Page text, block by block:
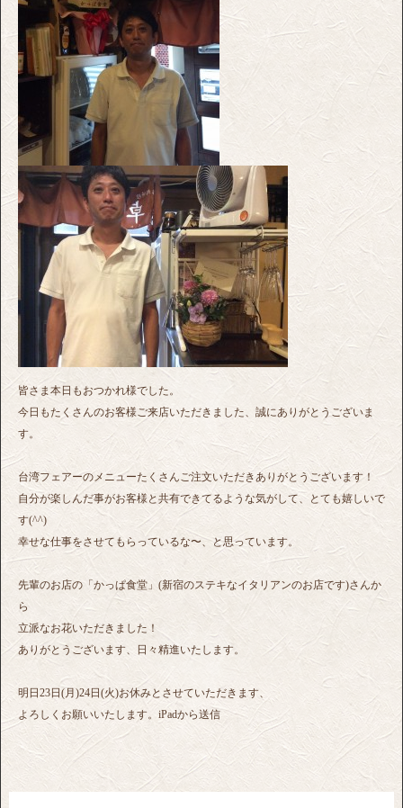
皆さま本日もおつかれ様でした。
今日もたくさんのお客様ご来店いただきました、誠にありがとうございま
す。
台湾フェアーのメニューたくさんご注文いただきありがとうございます！
自分が楽しんだ事がお客様と共有できてるような気がして、とても嬉しいで
す(^^)
幸せな仕事をさせてもらっているな〜、と思っています。
先輩のお店の「かっぱ食堂」(新宿のステキなイタリアンのお店です)さんか
ら
立派なお花いただきました！
ありがとうございます、日々精進いたします。
明日23日(月)24日(火)お休みとさせていただきます、
よろしくお願いいたします。iPadから送信